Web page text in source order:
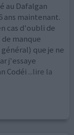
au Dafalgan
ans maintenant.
cas d'oubli de
manque
que je ne
j'essaye
Codéi ...lire la